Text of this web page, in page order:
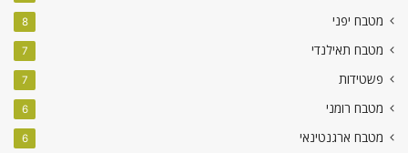
מטבח יפני 8
מטבח תאילנדי 7
פשטידות 7
מטבח רומני 6
מטבח ארגנטינאי 6